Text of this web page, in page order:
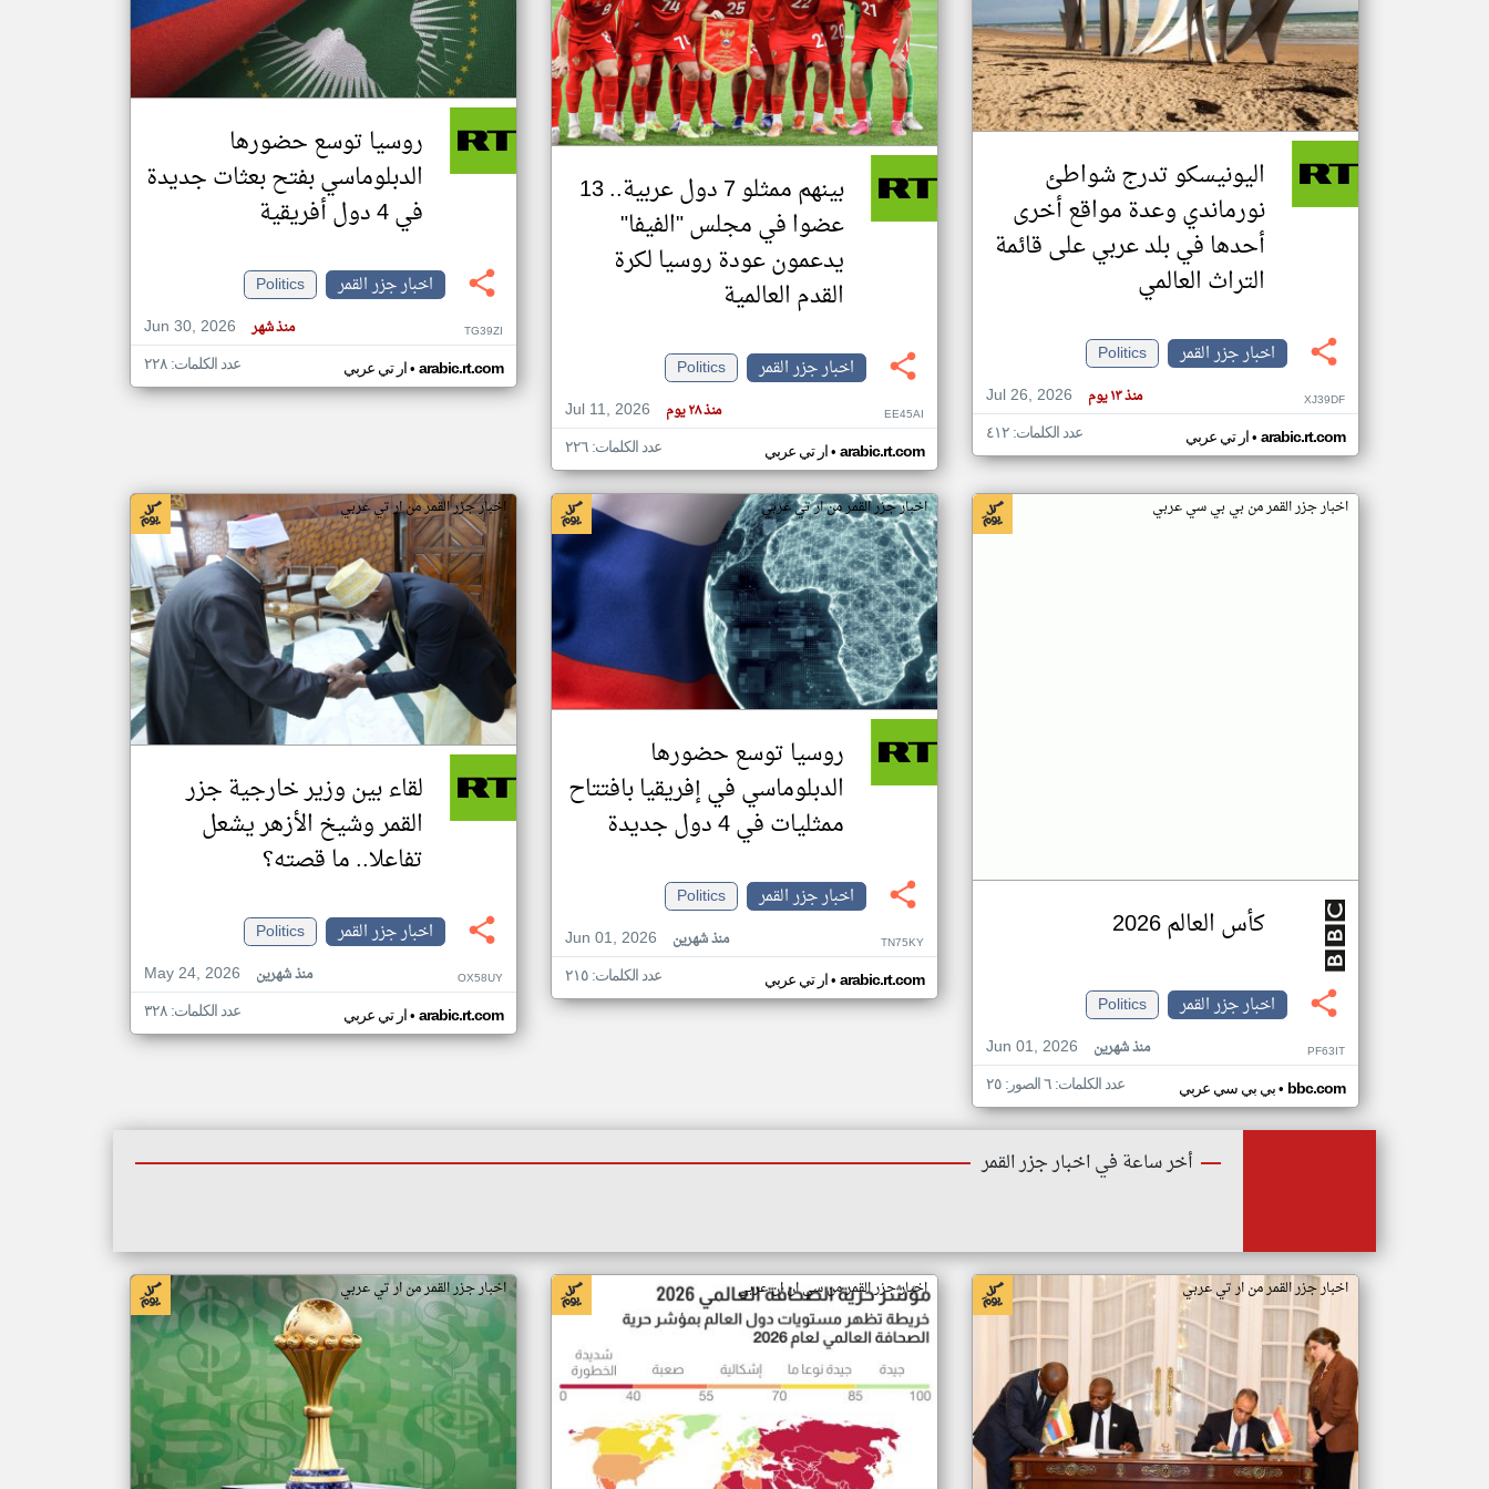
تغيير الدولة
اخبار جزر القمر على مدار الساعة
أهم اخبار جزر القمر العاجلة والمباشرة
اليونيسكو تدرج شواطئ
نورماندي وعدة مواقع أخرى
أحدها في بلد عربي على قائمة
التراث العالمي
اخبار جزر القمر
Politics
Jul 26, 2026
منذ ١٣ يوم XJ39DF
ار تي عربي• arabic.rt.com عدد الكلمات: ٤١٢
بينهم ممثلو 7 دول عربية.. 13
عضوا في مجلس "الفيفا"
يدعمون عودة روسيا لكرة
القدم العالمية
اخبار جزر القمر
Politics
Jul 11, 2026
منذ ٢٨ يوم EE45AI
ار تي عربي• arabic.rt.com عدد الكلمات: ٢٢٦
روسيا توسع حضورها
الدبلوماسي بفتح بعثات جديدة
في 4 دول أفريقية
اخبار جزر القمر
Politics
Jun 30, 2026
منذ شهر TG39ZI
ار تي عربي• arabic.rt.com عدد الكلمات: ٢٢٨
اخبار جزر القمر من بي بي سي عربي
كأس العالم 2026
اخبار جزر القمر
Politics
Jun 01, 2026
منذ شهرين PF63IT
بي بي سي عربي• bbc.com عدد الكلمات: ٦ الصور: ٢٥
اخبار جزر القمر من ار تي عربي
روسيا توسع حضورها
الدبلوماسي في إفريقيا بافتتاح
ممثليات في 4 دول جديدة
اخبار جزر القمر
Politics
Jun 01, 2026
منذ شهرين TN75KY
ار تي عربي• arabic.rt.com عدد الكلمات: ٢١٥
اخبار جزر القمر من ار تي عربي
لقاء بين وزير خارجية جزر
القمر وشيخ الأزهر يشعل
تفاعلا.. ما قصته؟
اخبار جزر القمر
Politics
May 24, 2026
منذ شهرين OX58UY
ار تي عربي• arabic.rt.com عدد الكلمات: ٣٢٨
أخر ساعة في اخبار جزر القمر
اخبار جزر القمر من ار تي عربي اخبار جزر القمر من سي ان ان عربي اخبار جزر القمر من ار تي عربي
klyoum.com